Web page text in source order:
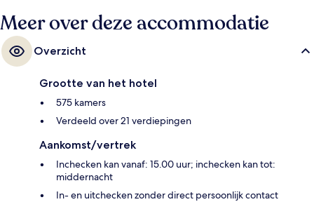
Promena op 8 minuten loopafstand.
Meer over deze accommodatie
Overzicht
Grootte van het hotel
575 kamers
Verdeeld over 21 verdiepingen
Aankomst/vertrek
Inchecken kan vanaf: 15.00 uur; inchecken kan tot:
middernacht
In- en uitchecken zonder direct persoonlijk contact